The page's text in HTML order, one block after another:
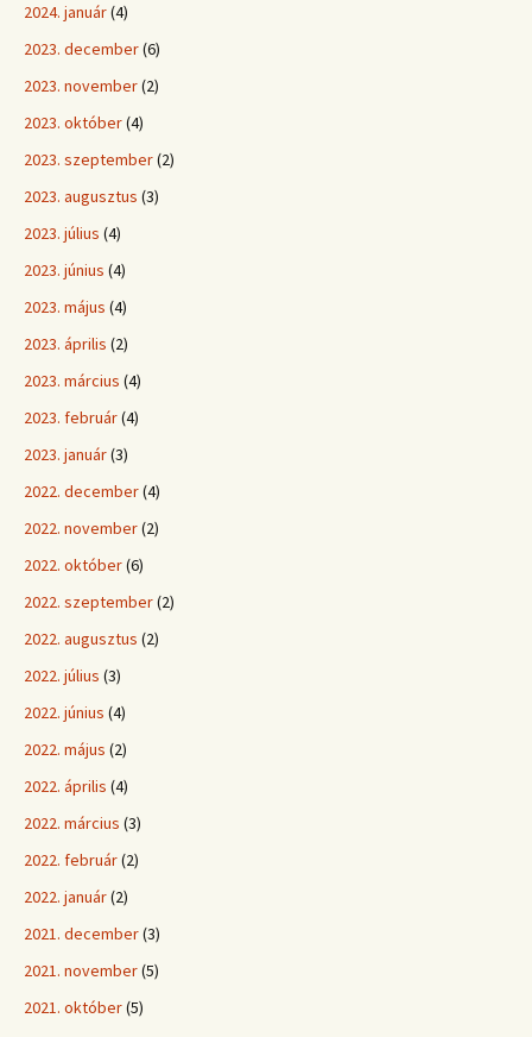
2024. január(4)
2023. december(6)
2023. november(2)
2023. október(4)
2023. szeptember(2)
2023. augusztus (3)
2023. július (4)
2023. június (4)
2023. május (4)
2023. április (2)
2023. március (4)
2023. február(4)
2023. január(3)
2022. december(4)
2022. november(2)
2022. október(6)
2022. szeptember(2)
2022. augusztus (2)
2022. július (3)
2022. június (4)
2022. május (2)
2022. április (4)
2022. március (3)
2022. február(2)
2022. január(2)
2021. december(3)
2021. november(5)
2021. október(5)